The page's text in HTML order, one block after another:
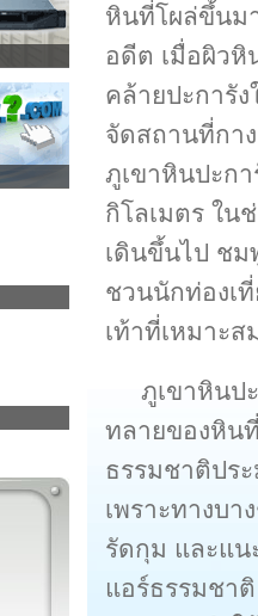
หินที่โผล่ขึ้นม
อดีต เมื่อผิวหิ
คล้ายปะการั
จัดสถานที่กา
ภูเขาหินปะก
กิโลเมตร ใน
เดินขึ้นไป ชม
ชวนนักท่องเ
เท้าที่เหมาะ
ภูเขาหินป
ทลายของหิน
ธรรมชาติปร
เพราะทางบา
รัดกุม และแน
แอร์ธรรมชา